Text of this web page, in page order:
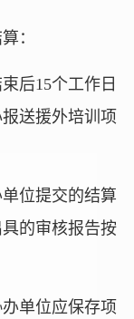
：
后15个工作日
送援外培训项
位提交的结算
的审核报告按
单位应保存项